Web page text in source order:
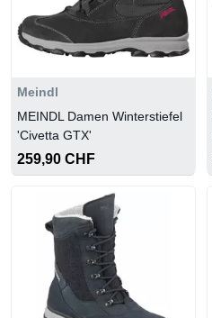
Meindl
MEINDL Damen Winterstiefel
'Civetta GTX'
259,90 CHF